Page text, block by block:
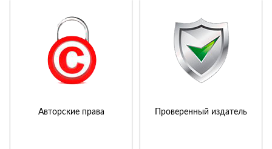
Авторские права Проверенный издатель